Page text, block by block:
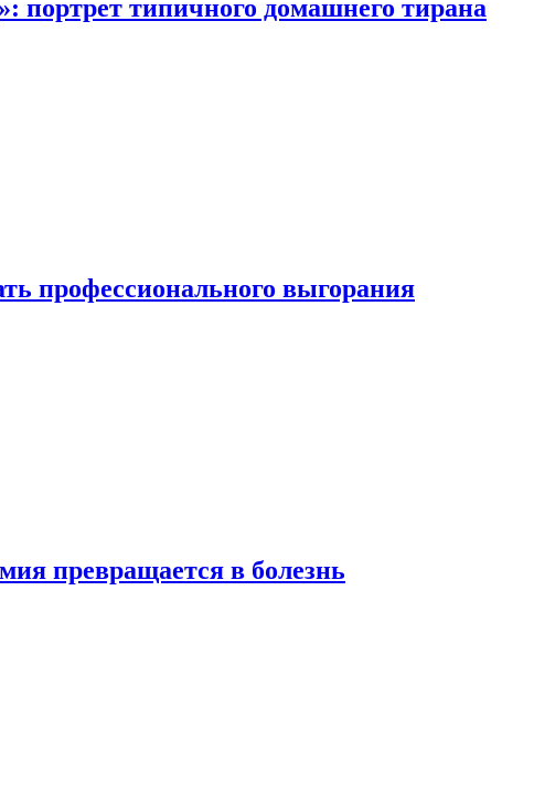
портрет типичного домашнего тирана
профессионального выгорания
превращается в болезнь